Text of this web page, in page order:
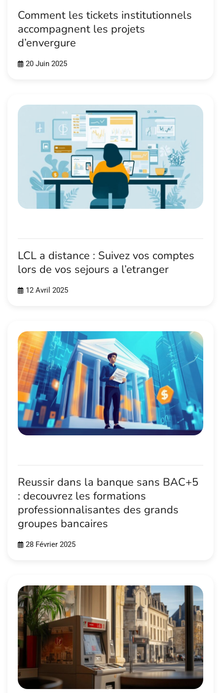
Comment les tickets institutionnels
accompagnent les projets
d’envergure
20 Juin 2025
LCL a distance : Suivez vos comptes
lors de vos sejours a l’etranger
12 Avril 2025
Reussir dans la banque sans BAC+5
: decouvrez les formations
professionnalisantes des grands
groupes bancaires
28 Février 2025